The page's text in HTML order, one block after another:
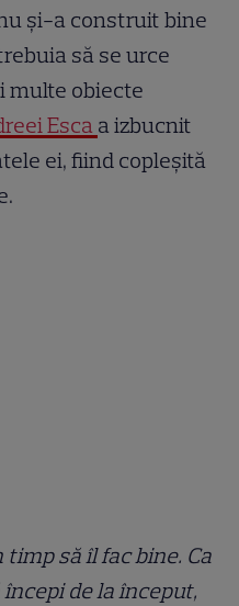
și-a construit bine
să se urce
multe obiecte
Esca a izbucnit
ei, fiind copleșită
să îl fac bine. Ca
de la început,